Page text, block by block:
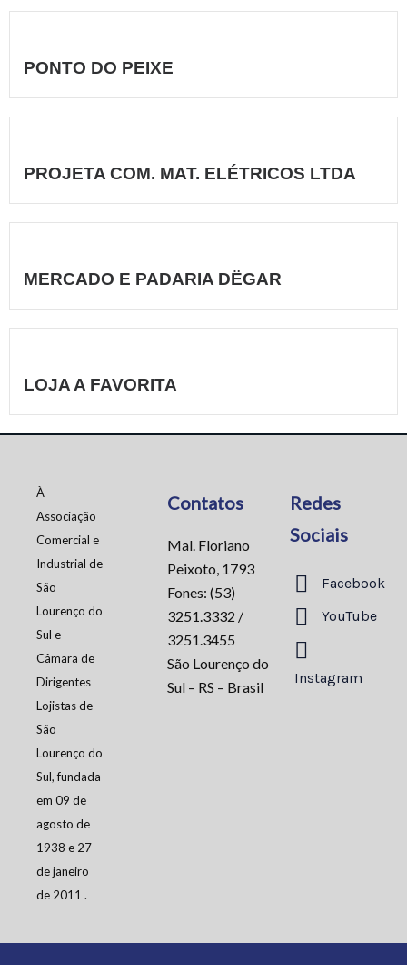
PONTO DO PEIXE
PROJETA COM. MAT. ELÉTRICOS LTDA
MERCADO E PADARIA DËGAR
LOJA A FAVORITA
À
Associação
Comercial e
Industrial de
São
Lourenço do
Sul e
Câmara de
Dirigentes
Lojistas de
São
Lourenço do
Sul, fundada
em 09 de
agosto de
1938 e 27
de janeiro
de 2011 .
Contatos
Mal. Floriano
Peixoto, 1793
Fones: (53)
3251.3332 /
3251.3455
São Lourenço do
Sul – RS – Brasil
Redes
Sociais
Facebook
YouTube
Instagram